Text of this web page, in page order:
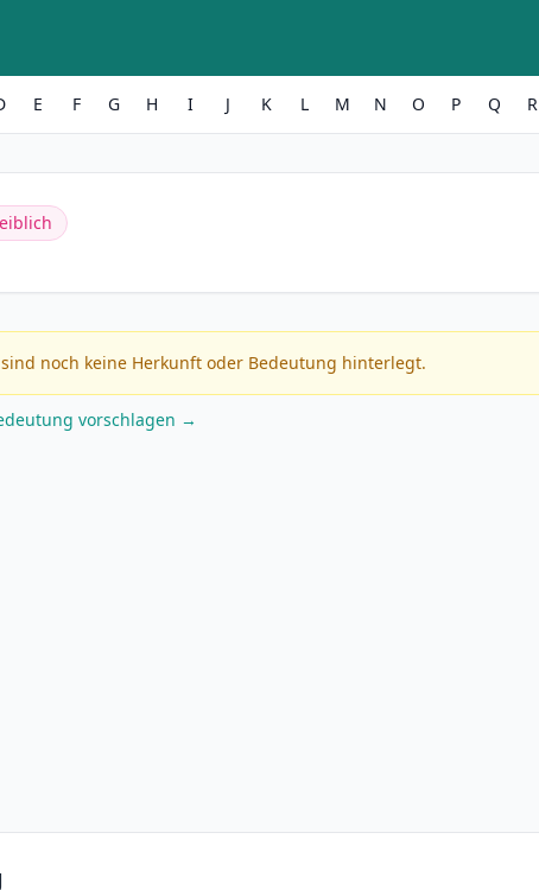
E F G H I J K L M N O P Q R
noch keine Herkunft oder Bedeutung hinterlegt.
vorschlagen →